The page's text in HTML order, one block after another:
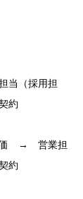
当（採用担
約
　→　営業担
約